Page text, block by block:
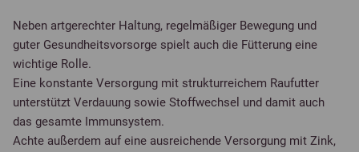
Neben artgerechter Haltung, regelmäßiger Bewegung und
guter Gesundheitsvorsorge spielt auch die Fütterung eine
wichtige Rolle.
Eine konstante Versorgung mit strukturreichem Raufutter
unterstützt Verdauung sowie Stoffwechsel und damit auch
das gesamte Immunsystem.
Achte außerdem auf eine ausreichende Versorgung mit Zink,